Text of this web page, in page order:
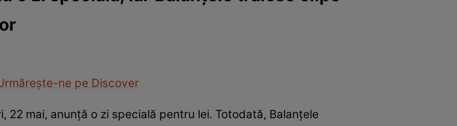
Travel
ne pe Discover
22 mai, anunță o zi specială pentru lei. Totodată, Balanțele